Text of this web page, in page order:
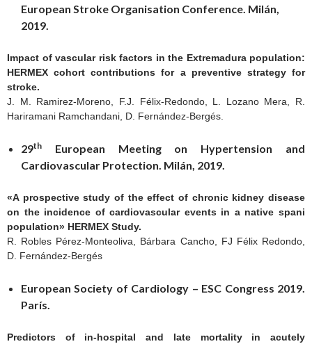
European Stroke Organisation Conference. Milán,
2019.
Impact of vascular risk factors in the Extremadura population:
HERMEX cohort contributions for a preventive strategy for
stroke.
J. M. Ramirez-Moreno, F.J. Félix-Redondo, L. Lozano Mera, R.
Hariramani Ramchandani, D. Fernández-Bergés.
29th
European Meeting on Hypertension and
Cardiovascular Protection. Milán, 2019.
«A prospective study of the effect of chronic kidney disease
on the incidence of cardiovascular events in a native spani
population» HERMEX Study.
R. Robles Pérez-Monteoliva, Bárbara Cancho, FJ Félix Redondo,
D. Fernández-Bergés
European Society of Cardiology – ESC Congress 2019.
París.
Predictors of in-hospital and late mortality in acutely